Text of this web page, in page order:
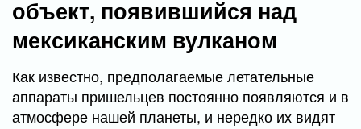
объект, появившийся над
мексиканским вулканом
Как известно, предполагаемые летательные
аппараты пришельцев постоянно появляются и в
атмосфере нашей планеты, и нередко их видят